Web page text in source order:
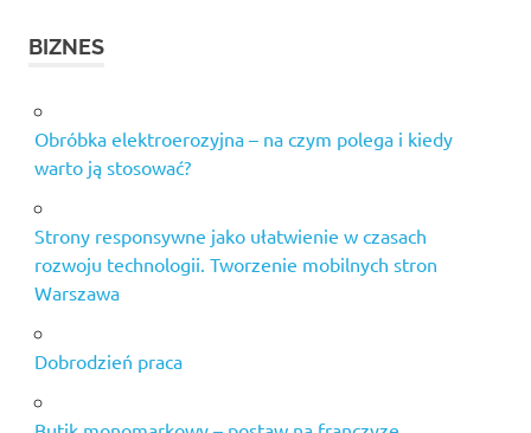
BIZNES
Obróbka elektroerozyjna – na czym polega i kiedy
warto ją stosować?
Strony responsywne jako ułatwienie w czasach
rozwoju technologii. Tworzenie mobilnych stron
Warszawa
Dobrodzień praca